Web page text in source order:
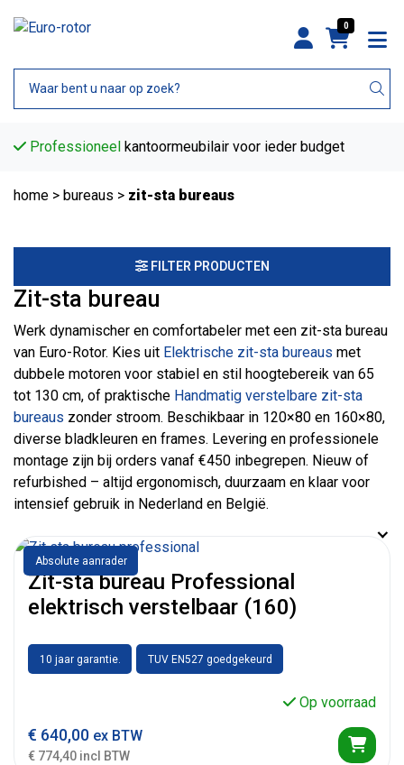
0
Professioneel kantoormeubilair voor ieder budget
home > bureaus > zit-sta bureaus
FILTER PRODUCTEN
Zit-sta bureau
Werk dynamischer en comfortabeler met een zit-sta bureau
van Euro-Rotor. Kies uit Elektrische zit-sta bureaus met
dubbele motoren voor stabiel en stil hoogtebereik van 65
tot 130 cm, of praktische Handmatig verstelbare zit-sta
bureaus zonder stroom. Beschikbaar in 120×80 en 160×80,
diverse bladkleuren en frames. Levering en professionele
montage zijn bij orders vanaf €450 inbegrepen. Nieuw of
refurbished – altijd ergonomisch, duurzaam en klaar voor
intensief gebruik in Nederland en België.
Absolute aanrader
Zit-sta bureau Professional
elektrisch verstelbaar (160)
10 jaar garantie. TUV EN527 goedgekeurd
Op voorraad
€ 640,00 ex BTW
€ 774,40 incl BTW